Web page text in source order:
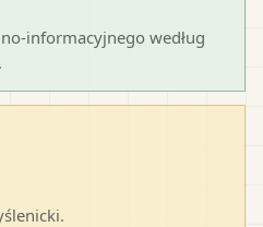
informacyjnego według
.